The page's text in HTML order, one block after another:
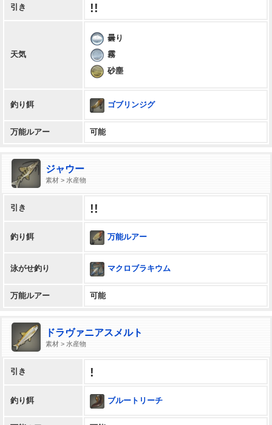
引き !!
天気
曇り
霧
砂塵
釣り餌 ゴブリンジグ
万能ルアー 可能
ジャウー
素材 > 水産物
引き !!
釣り餌 万能ルアー
泳がせ釣り マクロブラキウム
万能ルアー 可能
ドラヴァニアスメルト
素材 > 水産物
引き !
釣り餌 ブルートリーチ